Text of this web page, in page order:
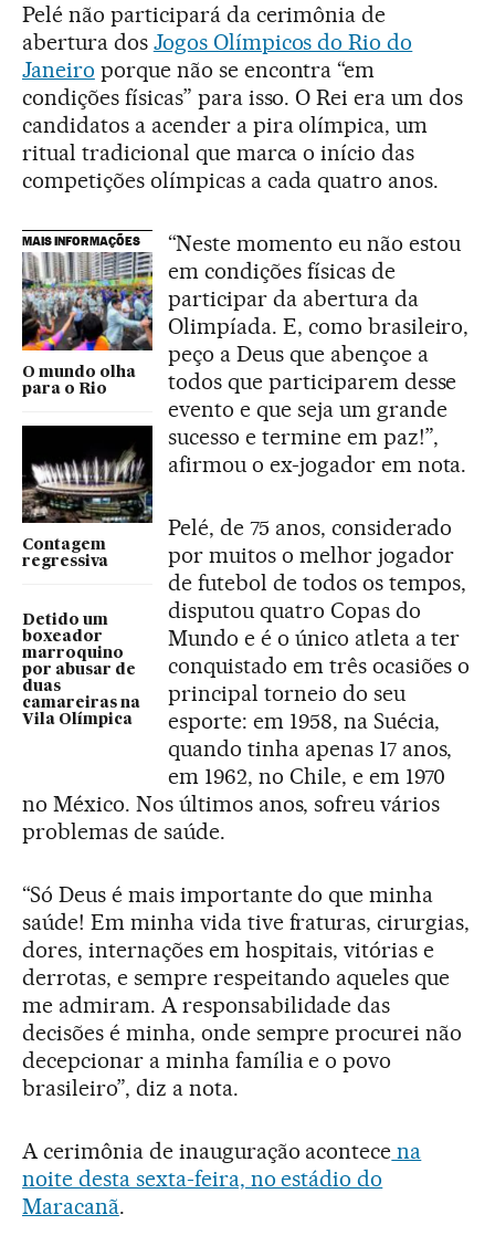
Pelé não participará da cerimônia de
abertura dos Jogos Olímpicos do Rio do
Janeiro porque não se encontra “em
condições físicas” para isso. O Rei era um dos
candidatos a acender a pira olímpica, um
ritual tradicional que marca o início das
competições olímpicas a cada quatro anos.
MAIS INFORMAÇÕES
O mundo olha
para o Rio
Contagem
regressiva
Detido um
boxeador
marroquino
por abusar de
duas
camareiras na
Vila Olímpica
“Neste momento eu não estou
em condições físicas de
participar da abertura da
Olimpíada. E, como brasileiro,
peço a Deus que abençoe a
todos que participarem desse
evento e que seja um grande
sucesso e termine em paz!”,
afirmou o ex-jogador em nota.
Pelé, de 75 anos, considerado
por muitos o melhor jogador
de futebol de todos os tempos,
disputou quatro Copas do
Mundo e é o único atleta a ter
conquistado em três ocasiões o
principal torneio do seu
esporte: em 1958, na Suécia,
quando tinha apenas 17 anos,
em 1962, no Chile, e em 1970
no México. Nos últimos anos, sofreu vários
problemas de saúde.
“Só Deus é mais importante do que minha
saúde! Em minha vida tive fraturas, cirurgias,
dores, internações em hospitais, vitórias e
derrotas, e sempre respeitando aqueles que
me admiram. A responsabilidade das
decisões é minha, onde sempre procurei não
decepcionar a minha família e o povo
brasileiro”, diz a nota.
A cerimônia de inauguração acontece na
noite desta sexta-feira, no estádio do
Maracanã.